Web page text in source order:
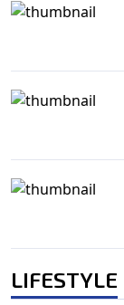
LIFESTYLE